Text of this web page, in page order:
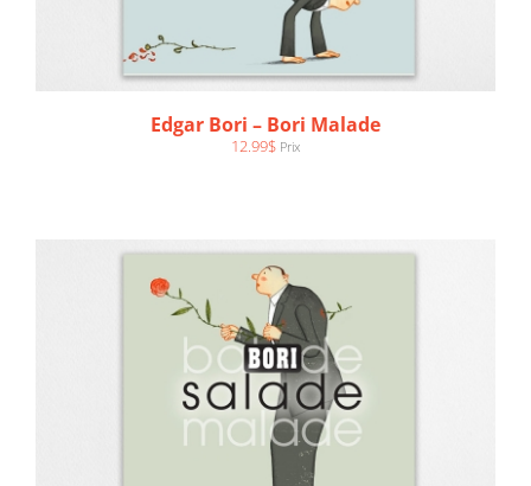
Edgar Bori – Bori Malade
12.99$ Prix
AJOUTER AU PANIER / DÉTAILS